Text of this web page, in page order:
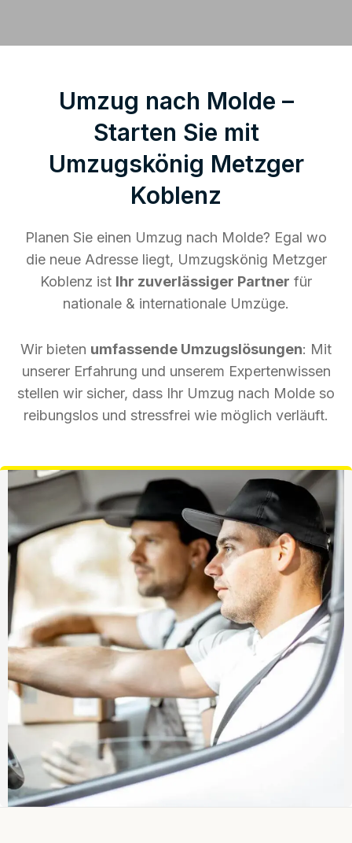
Umzug nach Molde –
Starten Sie mit
Umzugskönig Metzger
Koblenz
Planen Sie einen Umzug nach Molde? Egal wo
die neue Adresse liegt, Umzugskönig Metzger
Koblenz ist Ihr zuverlässiger Partner für
nationale & internationale Umzüge.
Wir bieten umfassende Umzugslösungen: Mit
unserer Erfahrung und unserem Expertenwissen
stellen wir sicher, dass Ihr Umzug nach Molde so
reibungslos und stressfrei wie möglich verläuft.